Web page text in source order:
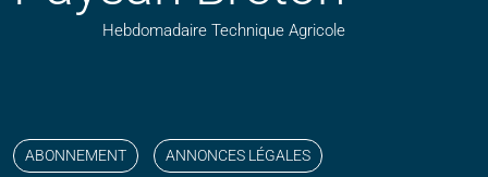
Hebdomadaire Technique Agricole
ABONNEMENT ANNONCES LÉGALES